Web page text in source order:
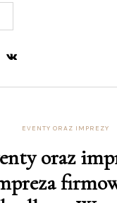
EVENTY ORAZ IMPREZY
oraz